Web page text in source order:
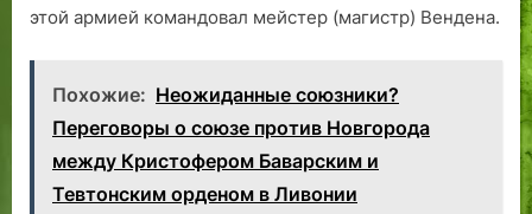
этой армией командовал мейстер (магистр) Вендена.
Похожие: Неожиданные союзники?
Переговоры о союзе против Новгорода
между Кристофером Баварским и
Тевтонским орденом в Ливонии